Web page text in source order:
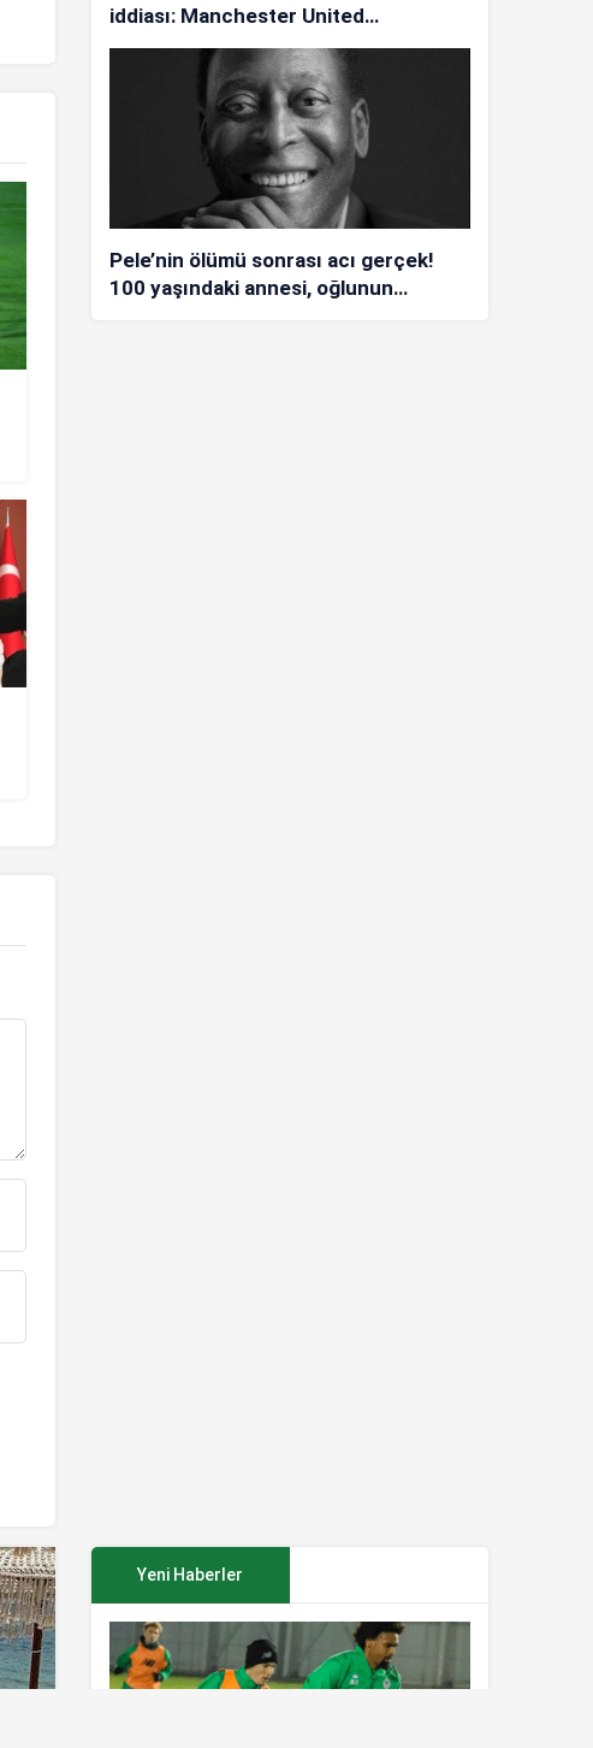
iddiası: Manchester United…
Pele’nin ölümü sonrası acı gerçek!
100 yaşındaki annesi, oğlunun
Yeni Haberler